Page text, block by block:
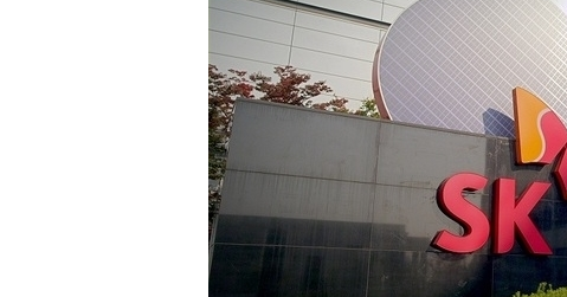
서울 낮 37.9도, 올여름 최고치 경신…영등포 순간 '40도'
[속보]종합특검, 대검 추가 압수수색…내란 중요임무종사 혐의
[속보]코스닥, 800p 회복…0.26% 오른 801.67 마감
[속보]코스피, 301.88포인트(4.58%) 내린 6296.38 마감
[속보]원·달러 환율, 0.7원 내린 1423.8원 마감
"여기 떨어졌다"…다누리, 스페이스X 로켓 달 충돌 흔적 포착
손흥민, 5경기 연속골 실패…LAFC는 승부차기 끝 과달라하라 격파
내일까지 39도 '펄펄'…기상청 "태풍 지나며 폭염 잠시 꺾인다"